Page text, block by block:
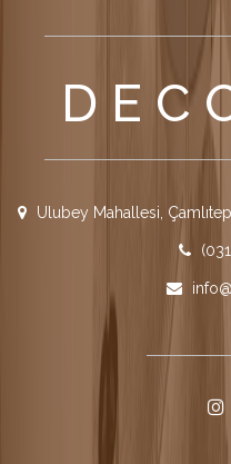
D E C
Ulubey Mahallesi,